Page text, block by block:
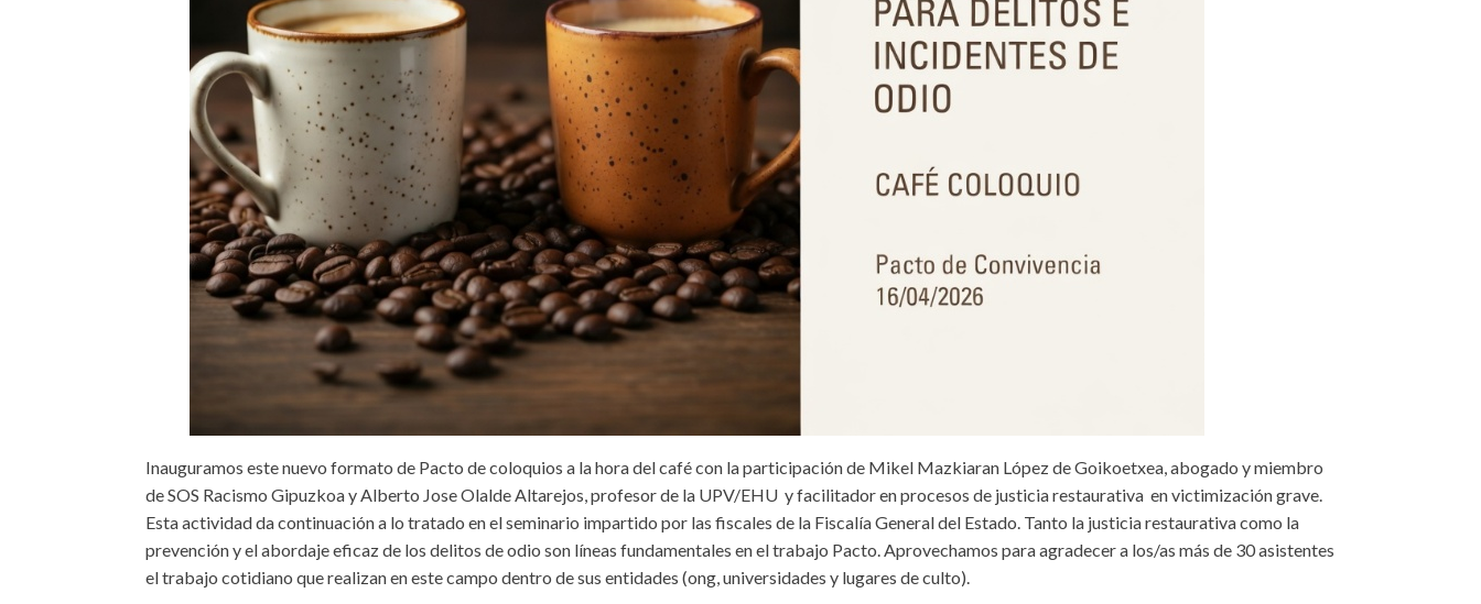
Inauguramos este nuevo formato de Pacto de coloquios a la hora del café con la participación de Mikel Mazkiaran López de Goikoetxea, abogado y miembro
de SOS Racismo Gipuzkoa y Alberto Jose Olalde Altarejos, profesor de la UPV/EHU y facilitador en procesos de justicia restaurativa en victimización grave.
Esta actividad da continuación a lo tratado en el seminario impartido por las fiscales de la Fiscalía General del Estado. Tanto la justicia restaurativa como la
prevención y el abordaje eficaz de los delitos de odio son líneas fundamentales en el trabajo Pacto. Aprovechamos para agradecer a los/as más de 30 asistentes
el trabajo cotidiano que realizan en este campo dentro de sus entidades (ong, universidades y lugares de culto).